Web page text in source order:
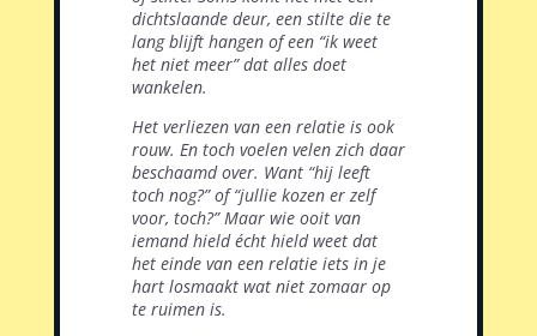
dichtslaande deur, een stilte die te
lang blijft hangen of een “ik weet
het niet meer” dat alles doet
wankelen.
Het verliezen van een relatie is ook
rouw. En toch voelen velen zich daar
beschaamd over. Want “hij leeft
toch nog?” of “jullie kozen er zelf
voor, toch?” Maar wie ooit van
iemand hield écht hield weet dat
het einde van een relatie iets in je
hart losmaakt wat niet zomaar op
te ruimen is.